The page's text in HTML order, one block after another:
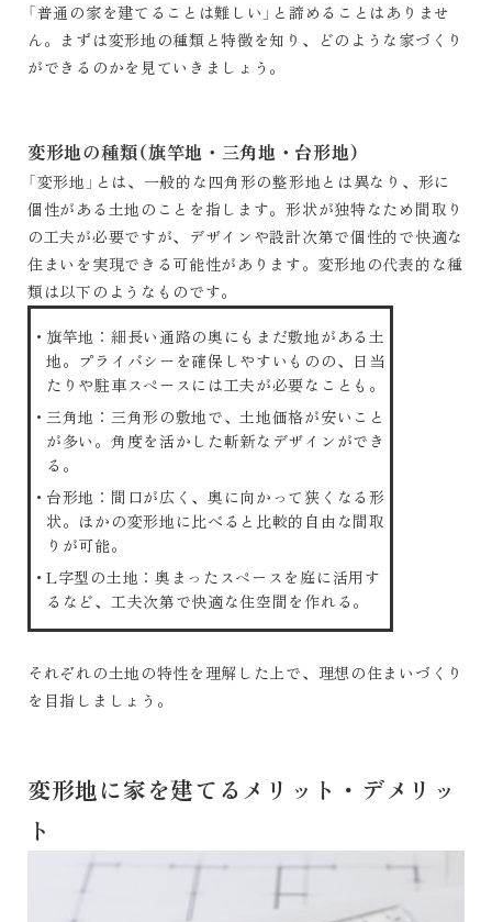
「普通の家を建てることは難しい」と諦めることはありませ
ん。まずは変形地の種類と特徴を知り、どのような家づくり
ができるのかを見ていきましょう。
変形地の種類（旗竿地・三角地・台形地）
「変形地」とは、一般的な四角形の整形地とは異なり、形に
個性がある土地のことを指します。形状が独特なため間取り
の工夫が必要ですが、デザインや設計次第で個性的で快適な
住まいを実現できる可能性があります。変形地の代表的な種
類は以下のようなものです。
旗竿地：細長い通路の奥にもまだ敷地がある土
地。プライバシーを確保しやすいものの、日当
たりや駐車スペースには工夫が必要なことも。
三角地：三角形の敷地で、土地価格が安いこと
が多い。角度を活かした斬新なデザインができ
る。
台形地：間口が広く、奥に向かって狭くなる形
状。ほかの変形地に比べると比較的自由な間取
りが可能。
L字型の土地：奥まったスペースを庭に活用す
るなど、工夫次第で快適な住空間を作れる。
それぞれの土地の特性を理解した上で、理想の住まいづくり
を目指しましょう。
変形地に家を建てるメリット・デメリッ
ト